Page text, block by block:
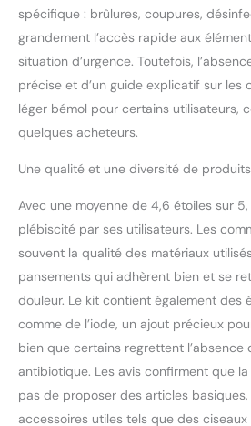
l'eau,
qu'elles
prêtes à
conditions
les
les
jamais
tout dans
organisé.
qui
spécifique : brûlures, coupures,
grandement l’accès rapide aux
situation d’urgence. Toutefois,
précise et d’un guide explicatif sur les
léger bémol pour certains utilisateurs,
quelques acheteurs.
Une qualité et une diversité de
Avec une moyenne de 4,6 étoiles sur
plébiscité par ses utilisateurs. Les
souvent la qualité des matériaux
pansements qui adhèrent bien et se
douleur. Le kit contient également des
comme de l’iode, un ajout précieux
bien que certains regrettent l’absence
antibiotique. Les avis confirment que
pas de proposer des articles
accessoires utiles tels que des